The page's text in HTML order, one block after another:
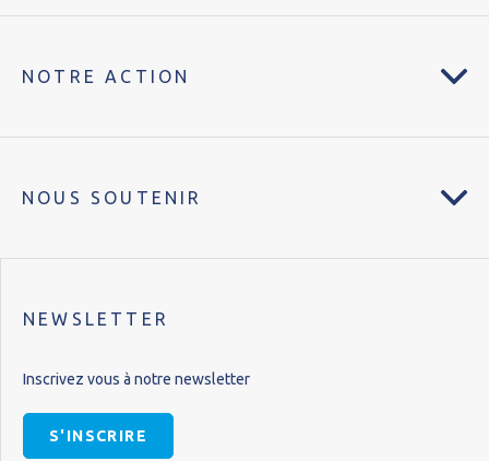
NOTRE ACTION
NOUS SOUTENIR
NEWSLETTER
Inscrivez vous à notre newsletter
S'INSCRIRE